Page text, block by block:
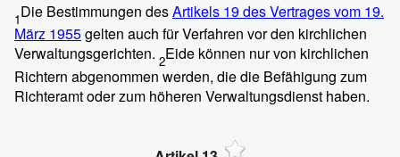
1Die Bestimmungen desArtikels 19 des Vertrages vom 19.
März 1955gelten auch für Verfahren vor den kirchlichen
Verwaltungsgerichten. 2Eide können nur von kirchlichen
Richtern abgenommen werden, die die Befähigung zum
Richteramt oder zum höheren Verwaltungsdienst haben.